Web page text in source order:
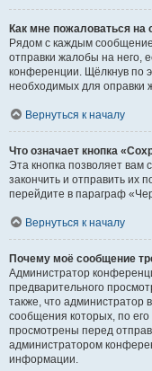
Как мне пожаловаться
Рядом с каждым
отправки жалобы на него,
конференции. Щёлкнув по
необходимых для
Вернуться к началу
Что означает кнопка
Эта кнопка позволяет вам
закончить и отправить их
перейдите в параграф
Вернуться к началу
Почему моё сообщение
Администратор
предварительного
также, что администратор
сообщения которых, по
просмотрены перед
администратором
информации.